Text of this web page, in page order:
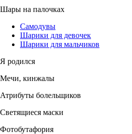
Шары на палочках
Самодувы
Шарики для девочек
Шарики для мальчиков
Я родился
Мечи, кинжалы
Атрибуты болельщиков
Светящиеся маски
Фотобутафория